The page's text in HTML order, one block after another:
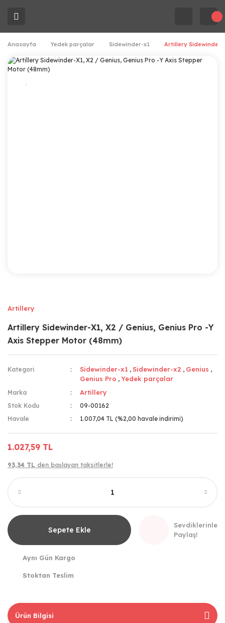
Anasayfa Yedek parçalar Sidewinder-x1 Artillery Sidewinder-
Artillery
Artillery Sidewinder-X1, X2 / Genius, Genius Pro -Y
Axis Stepper Motor (48mm)
Kategori Sidewinder-x1 ,Sidewinder-x2 , Genius ,
Genius Pro ,Yedek parçalar
Marka Artillery
Stok Kodu
09-00162
Havale
1.007,04 TL (%2,00 havale indirimi)
1.027,59 TL
93,34 TL den başlayan taksitlerle!
Sepete Ekle
Sevdiklerinle
Paylaş!
Aynı Gün Kargo
Stoktan Teslim
Ürün Bilgisi